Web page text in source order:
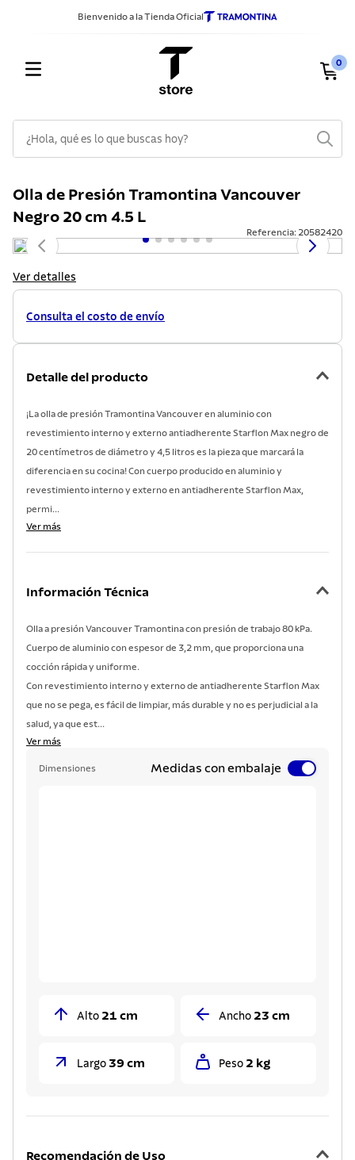
Bienvenido a la Tienda Oficial
0
Olla de Presión Tramontina Vancouver
Negro 20 cm 4.5 L
Referencia: 20582420
Ver detalles
Consulta el costo de envío
Detalle del producto
¡La olla de presión Tramontina Vancouver en aluminio con
revestimiento interno y externo antiadherente Starflon Max negro de
20 centímetros de diámetro y 4,5 litros es la pieza que marcará la
diferencia en su cocina! Con cuerpo producido en aluminio y
revestimiento interno y externo en antiadherente Starflon Max,
permi...
Ver más
Información Técnica
Olla a presión Vancouver Tramontina con presión de trabajo 80 kPa.
Cuerpo de aluminio con espesor de 3,2 mm, que proporciona una
cocción rápida y uniforme.
Con revestimiento interno y externo de antiadherente Starflon Max
que no se pega, es fácil de limpiar, más durable y no es perjudicial a la
salud, ya que est...
Ver más
Dimensiones Medidas con embalaje
Alto 21 cm Ancho 23 cm
Largo 39 cm Peso 2 kg
Recomendación de Uso
1.
sarten
2.
ollas
cuchillos
4.
cubiertos
5
juego ollas
9.
tetera
10. grano